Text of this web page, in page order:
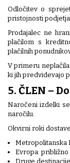
Odločitev o
pristojnosti podjetja
Prodajalec ne
plačilom s
plačilnih
V primeru
ki jih predvidevajo
5. ČLEN –
Naročeni izdelki
naročilu.
Okvirni roki
Metropolitanska
Evropa: približno
Druge